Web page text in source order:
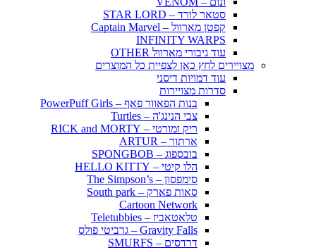
סטאר לורד – STAR LORD
קפטן מארוול – Captain Marvel
INFINITY WARPS
עוד גיבורי מארוול OTHER
מצויירים לחץ כאן לצפיית כל המוצרים
עוד דמויות דיסני
סדרות מצויירות
בנות הפאוור פאף – PowerPuff Girls
צבי הנינג'ה – Turtles
ריק ומורטי – RICK and MORTY
ארתור – ARTUR
בובספוג – SPONGBOB
הלו קיטי – HELLO KITTY
סימפסון – The Simpson’s
סאות פארק – South park
Cartoon Network
טלאטאביז – Teletubbies
Gravity Falls – גרביטי פולס
דרדסים – SMURFS